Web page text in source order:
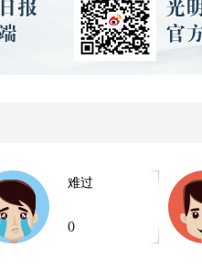
难过
0